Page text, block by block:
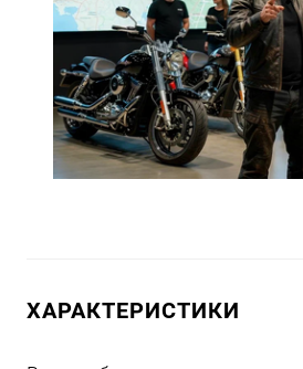
ХАРАКТЕРИСТИКИ